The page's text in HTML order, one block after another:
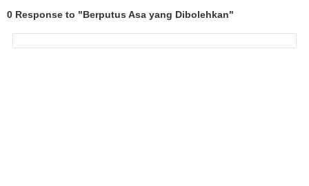
0 Response to "Berputus Asa yang Dibolehkan"